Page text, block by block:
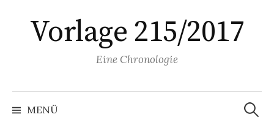
zum
InhaltVorlage 215/2017
Eine Chronologie
MENÜ
Suchen
nach: